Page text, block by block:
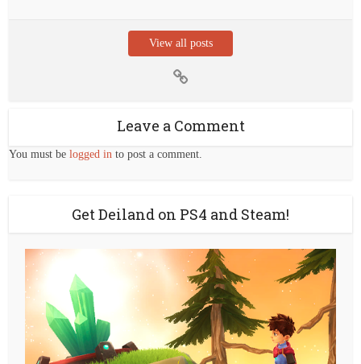
View all posts
Leave a Comment
You must belogged in to post a comment.
Get Deiland on PS4 and Steam!